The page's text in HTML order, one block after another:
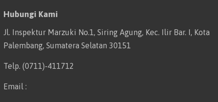
Hubungi Kami
Jl. Inspektur Marzuki No.1, Siring Agung, Kec. Ilir Bar. I, Kota
Palembang, Sumatera Selatan 30151
Telp. (0711)-411712
Email :